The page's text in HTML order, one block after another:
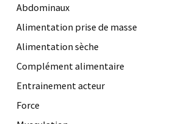
Abdominaux
Alimentation prise de masse
Alimentation sèche
Complément alimentaire
Entrainement acteur
Force